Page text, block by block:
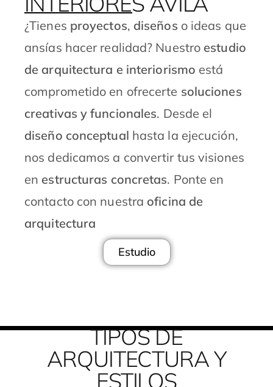
¿Tienes proyectos, diseños o ideas que
ansías hacer realidad? Nuestro estudio
de arquitectura e interiorismo está
comprometido en ofrecerte soluciones
creativas y funcionales. Desde el
diseño conceptual hasta la ejecución,
nos dedicamos a convertir tus visiones
en estructuras concretas. Ponte en
contacto con nuestra oficina de
arquitectura
Estudio
TIPOS DE
ARQUITECTURA Y
ESTILOS